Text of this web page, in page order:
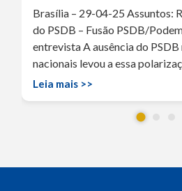
Brasília – 29-04-25 Assuntos:
do PSDB – Fusão PSDB/
entrevista A ausência do
nacionais levou a essa
Leia mais >>